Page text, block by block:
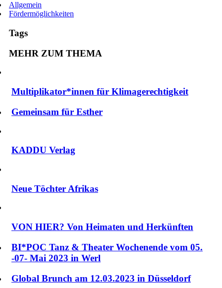
Allgemein
Fördermöglichkeiten
Tags
MEHR ZUM THEMA
Multiplikator*innen für Klimagerechtigkeit
Gemeinsam für Esther
KADDU Verlag
Neue Töchter Afrikas
VON HIER? Von Heimaten und Herkünften
BI*POC Tanz & Theater Wochenende vom 05.
-07- Mai 2023 in Werl
Global Brunch am 12.03.2023 in Düsseldorf